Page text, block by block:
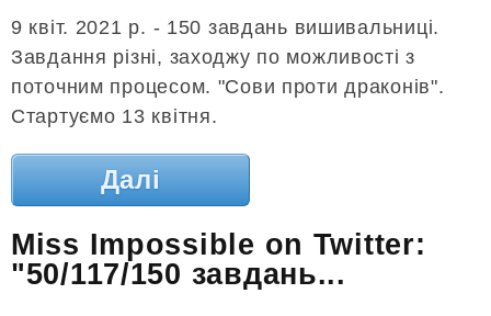
9 квіт. 2021 р. - 150 завдань вишивальниці.
Завдання різні, заходжу по можливості з
поточним процесом. "Сови проти драконів".
Стартуємо 13 квітня.
Далі
Miss Impossible on Twitter:
"50/117/150 завдань...